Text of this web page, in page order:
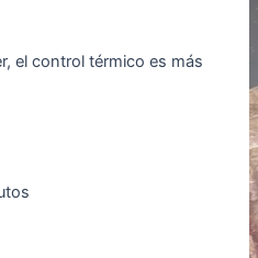
el control térmico es más